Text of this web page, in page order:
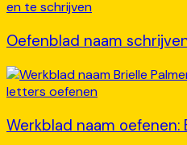
Oefenblad naam
Werkblad naam oefenen: